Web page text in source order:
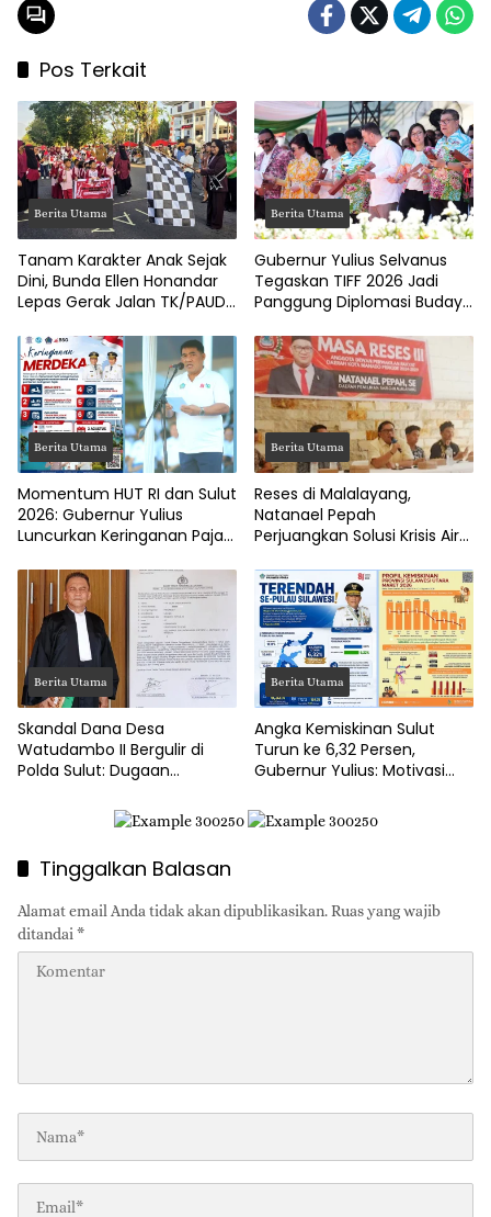
Pos Terkait
Berita Utama
Tanam Karakter Anak Sejak
Dini, Bunda Ellen Honandar
Lepas Gerak Jalan TK/PAUD
Berita Utama
Gubernur Yulius Selvanus
Tegaskan TIFF 2026 Jadi
Panggung Diplomasi Budaya
Berita Utama
Momentum HUT RI dan Sulut
2026: Gubernur Yulius
Luncurkan Keringanan Pajak
Berita Utama
Reses di Malalayang,
Natanael Pepah
Perjuangkan Solusi Krisis Air
DPRD Manado
Berita Utama
Skandal Dana Desa
Watudambo II Bergulir di
Polda Sulut: Dugaan
Hingga Jalan Tani Rp214
Berita Utama
Angka Kemiskinan Sulut
Turun ke 6,32 Persen,
Gubernur Yulius: Motivasi
Tinggalkan Balasan
Alamat email Anda tidak akan dipublikasikan.Ruas yang wajib
ditandai*